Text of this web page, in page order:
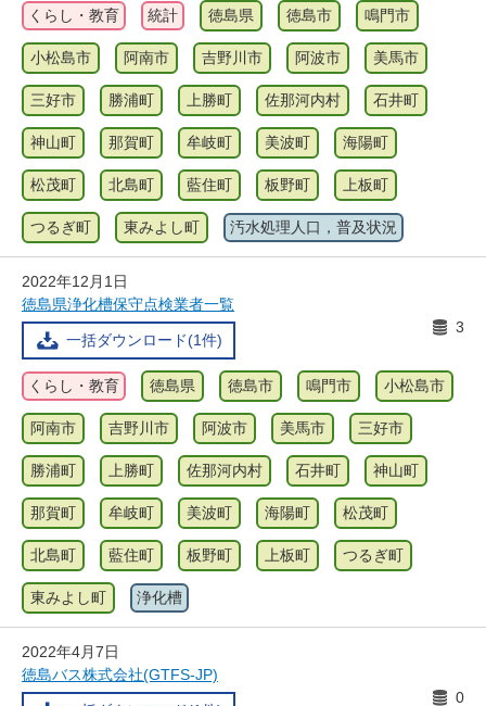
くらし・教育 統計 徳島県 徳島市 鳴門市
小松島市 阿南市 吉野川市 阿波市 美馬市
三好市 勝浦町 上勝町 佐那河内村 石井町
神山町 那賀町 牟岐町 美波町 海陽町
松茂町 北島町 藍住町 板野町 上板町
つるぎ町 東みよし町 汚水処理人口，普及状況
2022年12月1日
徳島県浄化槽保守点検業者一覧
一括ダウンロード(1件)
3
くらし・教育 徳島県 徳島市 鳴門市 小松島市
阿南市 吉野川市 阿波市 美馬市 三好市
勝浦町 上勝町 佐那河内村 石井町 神山町
那賀町 牟岐町 美波町 海陽町 松茂町
北島町 藍住町 板野町 上板町 つるぎ町
東みよし町 浄化槽
2022年4月7日
徳島バス株式会社(GTFS-JP)
0